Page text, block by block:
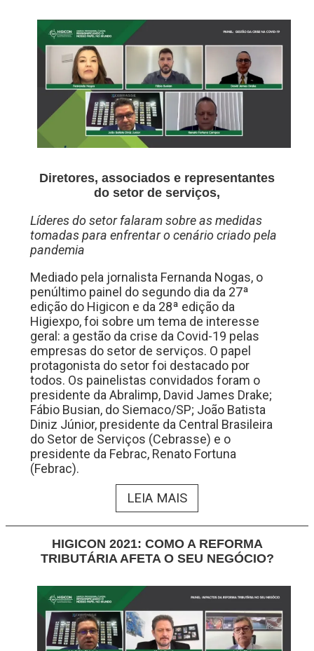
Diretores, associados e representantes
do setor de serviços,
Líderes do setor falaram sobre as medidas
tomadas para enfrentar o cenário criado pela
pandemia
Mediado pela jornalista Fernanda Nogas, o
penúltimo painel do segundo dia da 27ª
edição do Higicon e da 28ª edição da
Higiexpo, foi sobre um tema de interesse
geral: a gestão da crise da Covid-19 pelas
empresas do setor de serviços. O papel
protagonista do setor foi destacado por
todos. Os painelistas convidados foram o
presidente da Abralimp, David James Drake;
Fábio Busian, do Siemaco/SP; João Batista
Diniz Júnior, presidente da Central Brasileira
do Setor de Serviços (Cebrasse) e o
presidente da Febrac, Renato Fortuna
(Febrac).
LEIA MAIS
HIGICON 2021: COMO A REFORMA
TRIBUTÁRIA AFETA O SEU NEGÓCIO?